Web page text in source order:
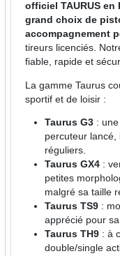
officiel TAURUS en
grand choix de
accompagnement
tireurs licenciés.
fiable, rapide et
La gamme Taurus
sportif et de loisir :
Taurus G3: une
percuteur lancé,
réguliers.
Taurus GX4:
petites
malgré sa taille
Taurus TS9:
apprécié pour
Taurus TH9: à
double/single